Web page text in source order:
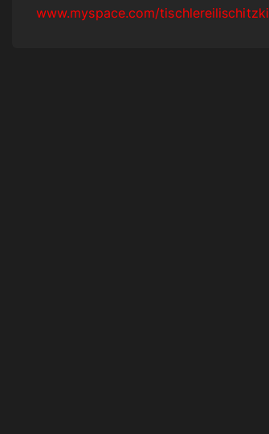
www.myspace.com/tischlereilischitzki